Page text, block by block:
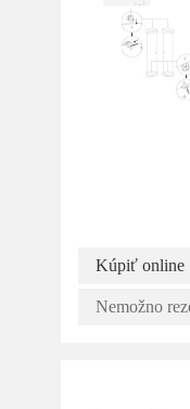
Kúpiť online
Nemožno